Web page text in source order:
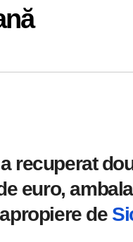
recuperat
euro,
de